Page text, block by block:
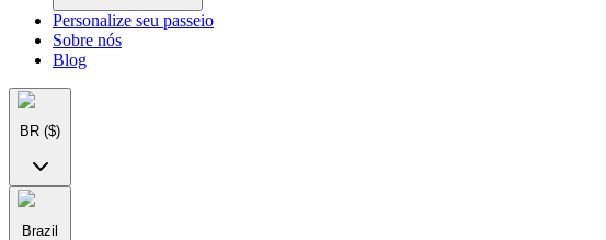
Personalize seu passeio
Sobre nós
Blog
BR ($)
Brazil